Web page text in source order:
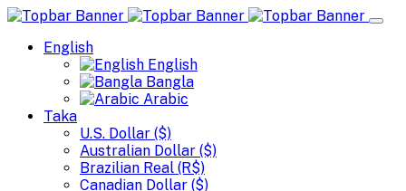
English
English
Bangla
Arabic
Taka
U.S. Dollar ($)
Australian Dollar ($)
Brazilian Real (R$)
Canadian Dollar ($)